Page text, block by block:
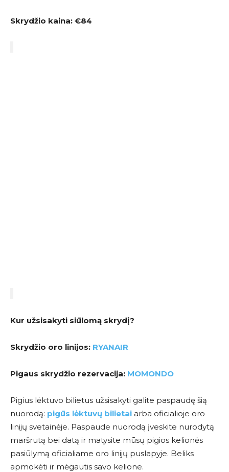
Skrydžio kaina: €84
Kur užsisakyti siūlomą skrydį?
Skrydžio oro linijos: RYANAIR
Pigaus skrydžio rezervacija: MOMONDO
Pigius lėktuvo bilietus užsisakyti galite paspaudę šią
nuorodą: pigūs lėktuvų bilietai arba oficialioje oro
linijų svetainėje. Paspaude nuorodą įveskite nurodytą
maršrutą bei datą ir matysite mūsų pigios kelionės
pasiūlymą oficialiame oro linijų puslapyje. Beliks
apmokėti ir mėgautis savo kelione.